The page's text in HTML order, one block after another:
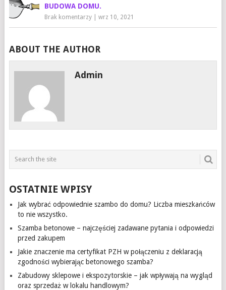
BUDOWA DOMU.
Brak komentarzy| wrz 10, 2021
ABOUT THE AUTHOR
Admin
OSTATNIE WPISY
Jak wybrać odpowiednie szambo do domu? Liczba mieszkańców
to nie wszystko.
Szamba betonowe – najczęściej zadawane pytania i odpowiedzi
przed zakupem
Jakie znaczenie ma certyfikat PZH w połączeniu z deklaracją
zgodności wybierając betonowego szamba?
Zabudowy sklepowe i ekspozytorskie – jak wpływają na wygląd
oraz sprzedaż w lokalu handlowym?